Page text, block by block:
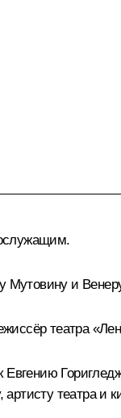
Мутовину и
театра
артисту театра и